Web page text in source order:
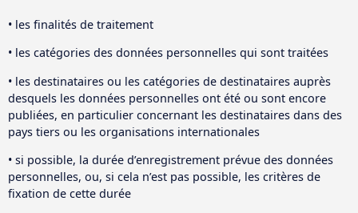
• les finalités de traitement
• les catégories des données personnelles qui sont traitées
• les destinataires ou les catégories de destinataires auprès
desquels les données personnelles ont été ou sont encore
publiées, en particulier concernant les destinataires dans des
pays tiers ou les organisations internationales
• si possible, la durée d’enregistrement prévue des données
personnelles, ou, si cela n’est pas possible, les critères de
fixation de cette durée